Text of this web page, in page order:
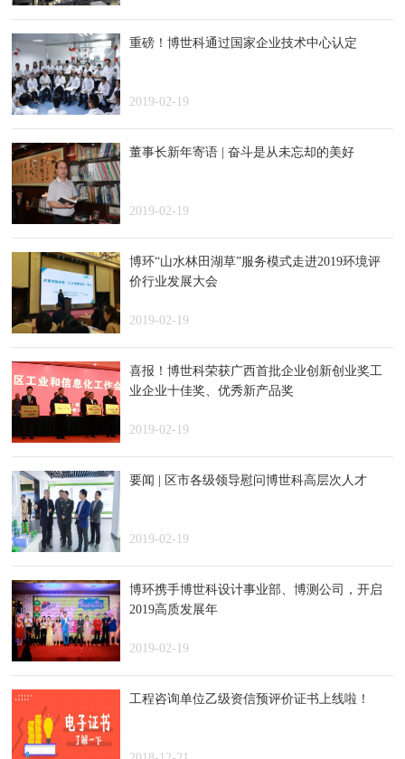
重磅！博世科通过国家企业技术中心认定
2019-02-19
董事长新年寄语 | 奋斗是从未忘却的美好
2019-02-19
博环“山水林田湖草”服务模式走进2019环境评
价行业发展大会
2019-02-19
喜报！博世科荣获广西首批企业创新创业奖工
业企业十佳奖、优秀新产品奖
2019-02-19
要闻 | 区市各级领导慰问博世科高层次人才
2019-02-19
博环携手博世科设计事业部、博测公司，开启
2019高质发展年
2019-02-19
工程咨询单位乙级资信预评价证书上线啦！